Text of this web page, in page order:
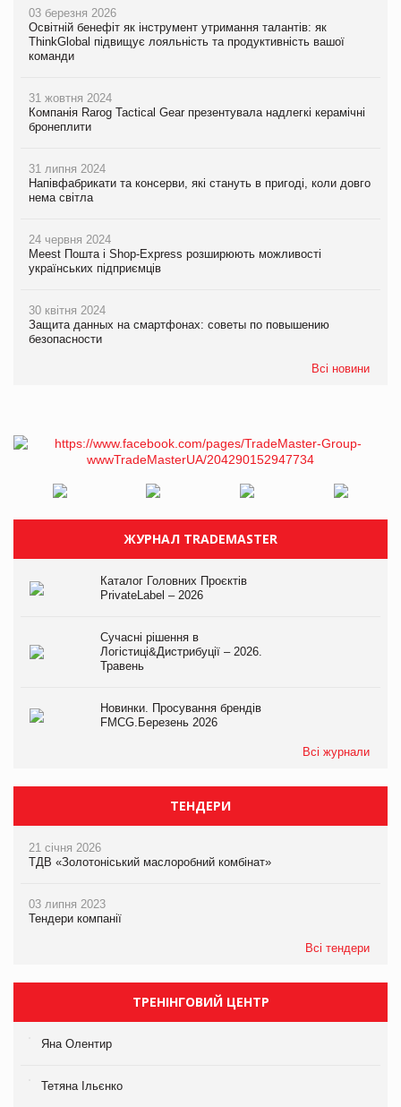
03 березня 2026
Освітній бенефіт як інструмент утримання талантів: як
ThinkGlobal підвищує лояльність та продуктивність вашої
команди
31 жовтня 2024
Компанія Rarog Tactical Gear презентувала надлегкі керамічні
бронеплити
31 липня 2024
Напівфабрикати та консерви, які стануть в пригоді, коли довго
нема світла
24 червня 2024
Meest Пошта і Shop-Express розширюють можливості
українських підприємців
30 квітня 2024
Защита данных на смартфонах: советы по повышению
безопасности
Всі новини
ЖУРНАЛ TRADEMASTER
Каталог Головних Проєктів
PrivateLabel – 2026
Сучасні рішення в
Логістиці&Дистрибуції – 2026.
Травень
Новинки. Просування брендів
FMCG.Березень 2026
Всі журнали
ТЕНДЕРИ
21 січня 2026
ТДВ «Золотоніський маслоробний комбінат»
03 липня 2023
Тендери компанії
Всі тендери
ТРЕНІНГОВИЙ ЦЕНТР
Яна Олентир
Тетяна Ільєнко